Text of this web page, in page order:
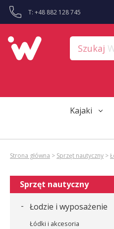
T: +48 882 128 745
Szukaj
Kajaki
Strona główna > Sprzęt nautyczny >
Sprzęt nautyczny
- Łodzie i wyposażenie
Łódki i akcesoria